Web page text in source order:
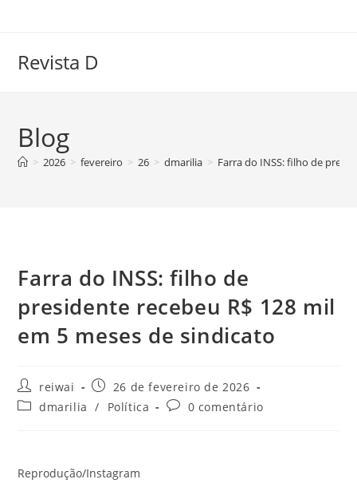
conteúdo
Revista D
Blog
> 2026 > fevereiro > 26 > dmarilia > Farra do INSS: filho de
Farra do INSS: filho de
presidente recebeu R$ 128 mil
em 5 meses de sindicato
Autor
do
post:
reiwai
Post
publicado:
26 de fevereiro de 2026
Categoria
dmarilia / Política
Comentários
0 comentário
Reprodução/Instagram